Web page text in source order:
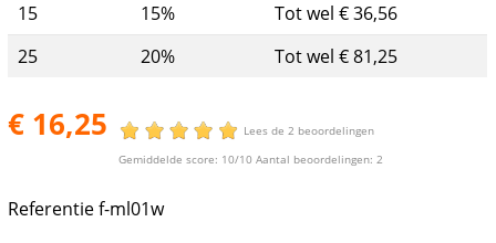
15
15%
Tot wel € 36,56
25
20% Tot wel € 81,25
€ 16,25
Lees de 2 beoordelingen
Gemiddelde score: 10/10 Aantal beoordelingen:2
Referentief-ml01w